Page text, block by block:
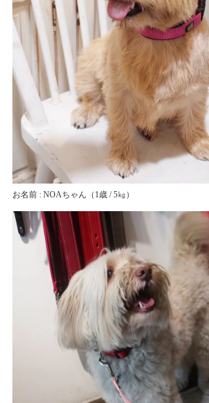
お名前 : NOAちゃん （1歳 / 5㎏）